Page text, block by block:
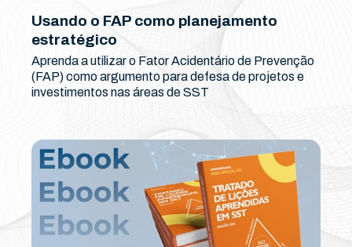
Usando o FAP como planejamento
estratégico
Aprenda a utilizar o Fator Acidentário de Prevenção
(FAP) como argumento para defesa de projetos e
investimentos nas áreas de SST